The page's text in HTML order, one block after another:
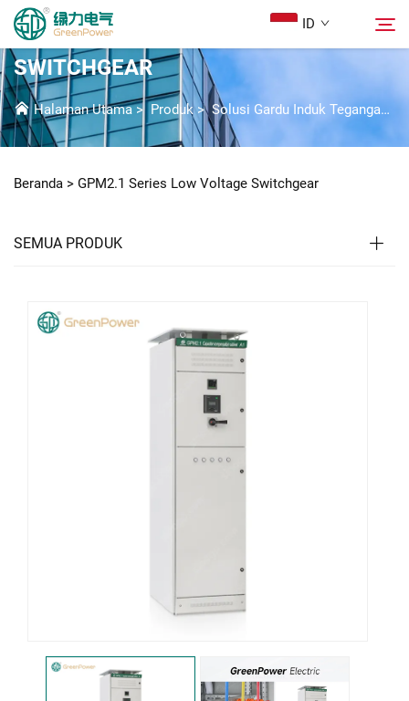
ID
Produk
Unduh
GPM2.1 SERIES LOW VOLTAGE
SWITCHGEAR
Halaman Utama> Produk > Solusi Gardu Induk Tegangan Rendah
Beranda > GPM2.1 Series Low Voltage Switchgear
SEMUA PRODUK